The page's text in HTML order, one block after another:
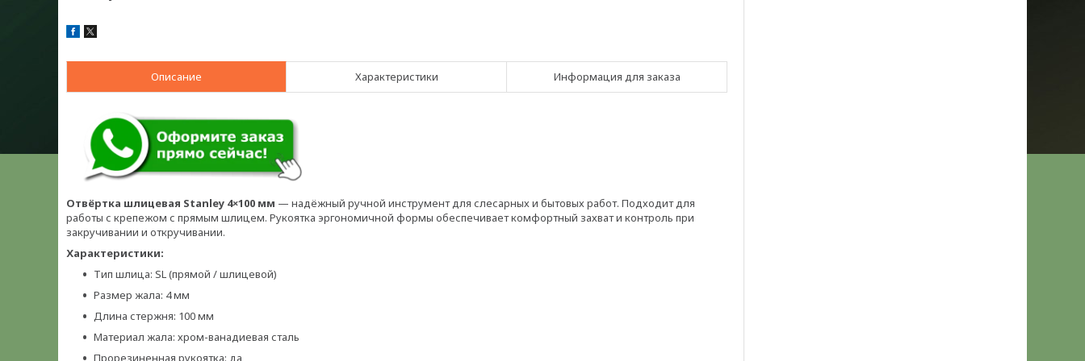
Описание Характеристики Информация для заказа
Отвёртка шлицевая Stanley 4×100 мм — надёжный ручной инструмент для слесарных и бытовых работ. Подходит для
работы с крепежом с прямым шлицем. Рукоятка эргономичной формы обеспечивает комфортный захват и контроль при
закручивании и откручивании.
Характеристики:
Тип шлица: SL (прямой / шлицевой)
Размер жала: 4 мм
Длина стержня: 100 мм
Материал жала: хром-ванадиевая сталь
Прорезиненная рукоятка: да